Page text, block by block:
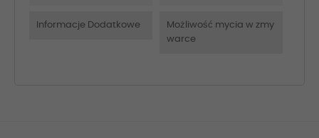
Informacje Dodatkowe
Możliwość mycia w zmy
warce